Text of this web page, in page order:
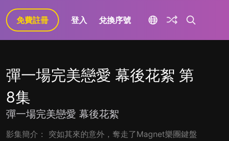
免費註冊 登入 兌換序號
彈一場完美戀愛 幕後花絮 第
8集
彈一場完美戀愛 幕後花絮
影集簡介： 突如其來的意外，奪走了Magnet樂團鍵盤